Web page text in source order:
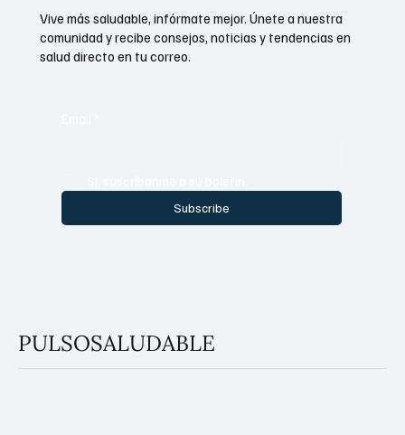
Subscribe
Vive más saludable, infórmate mejor. Únete a nuestra
comunidad y recibe consejos, noticias y tendencias en
salud directo en tu correo.
PULSOSALUDABLE